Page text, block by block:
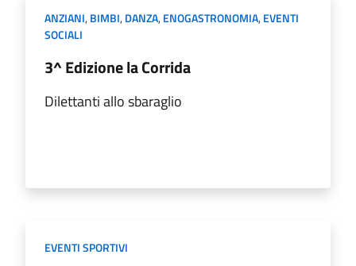
ANZIANI,BIMBI,DANZA,ENOGASTRONOMIA,EVENTI
SOCIALI
3^ Edizione la Corrida
Dilettanti allo sbaraglio
EVENTI SPORTIVI